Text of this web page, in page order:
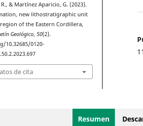
& Martínez Aparicio, G. (2023).
new lithostratigraphic unit
of the Eastern Cordillera,
Geológico,50(2).
10.32685/0120-
de cita
Resumen